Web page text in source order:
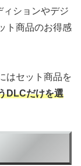
ィションやデジ
ト商品のお得感
はセット商品を
DLCだけを選